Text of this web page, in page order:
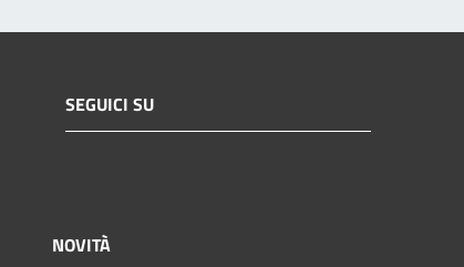
SEGUICI SU
NOVITÀ